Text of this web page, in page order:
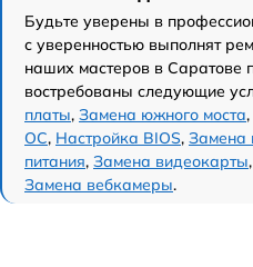
Будьте уверены в
с уверенностью выполнят
наших мастеров в Саратове
востребованы следующие
платы, Замена южного моста,
ОС, Настройка BIOS, Замена
питания, Замена видеокарты,
Замена вебкамеры.